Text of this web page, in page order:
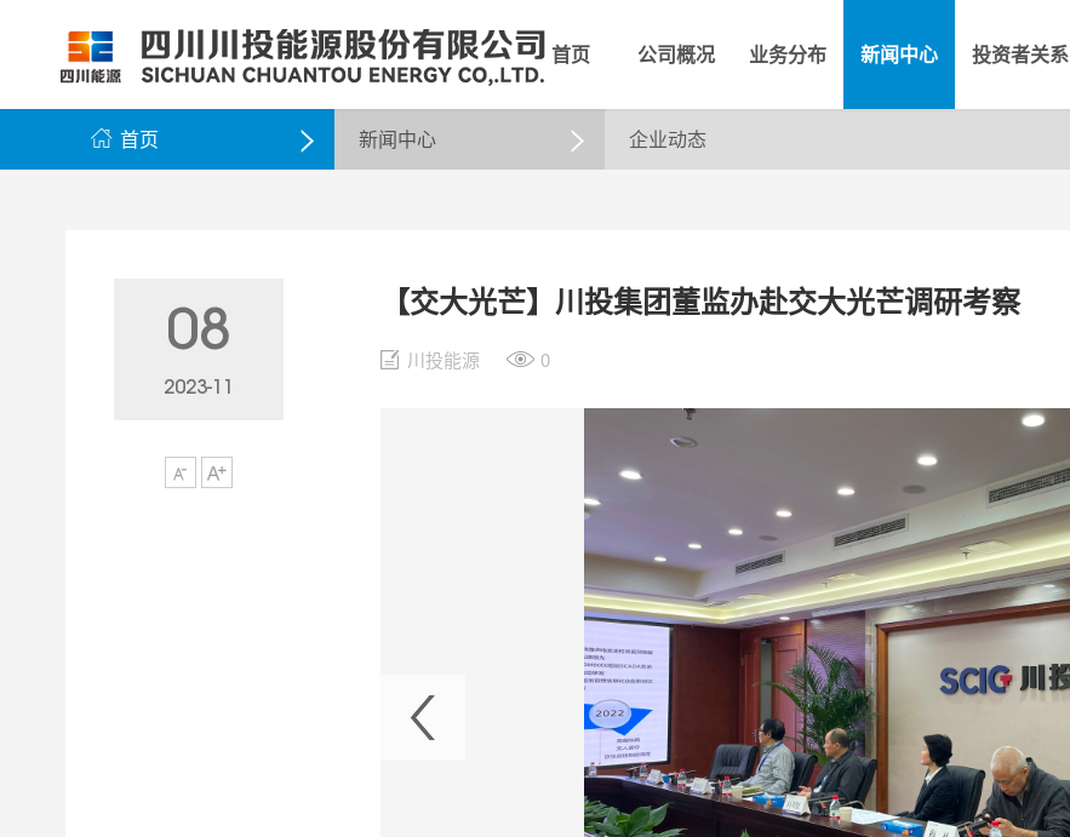
首页 公司概况 业务分布 新闻中心 投资者关系
公司简介 组织架构 领导团队 企业荣誉
公司新闻 企业动态 公示公告
公司资料 股票信息 最新公告 公司邮箱
党群工作 纪检监察
 首页  新闻中心  企业动态
08
2023-11
【交大光芒】川投集团董监办赴交大光芒调研考察
川投能源 0